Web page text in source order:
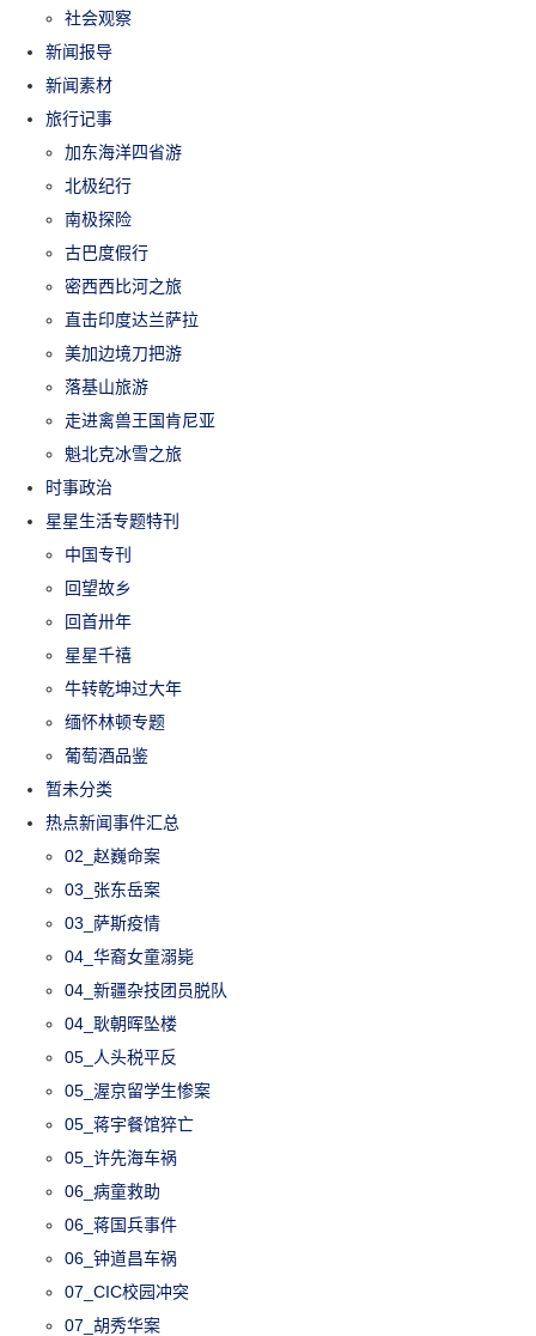
社会观察
新闻报导
新闻素材
旅行记事
加东海洋四省游
北极纪行
南极探险
古巴度假行
密西西比河之旅
直击印度达兰萨拉
美加边境刀把游
落基山旅游
走进禽兽王国肯尼亚
魁北克冰雪之旅
时事政治
星星生活专题特刊
中国专刊
回望故乡
回首卅年
星星千禧
牛转乾坤过大年
缅怀林顿专题
葡萄酒品鉴
暂未分类
热点新闻事件汇总
02_赵巍命案
03_张东岳案
03_萨斯疫情
04_华裔女童溺毙
04_新疆杂技团员脱队
04_耿朝晖坠楼
05_人头税平反
05_渥京留学生惨案
05_蒋宇餐馆猝亡
05_许先海车祸
06_病童救助
06_蒋国兵事件
06_钟道昌车祸
07_CIC校园冲突
07_胡秀华案